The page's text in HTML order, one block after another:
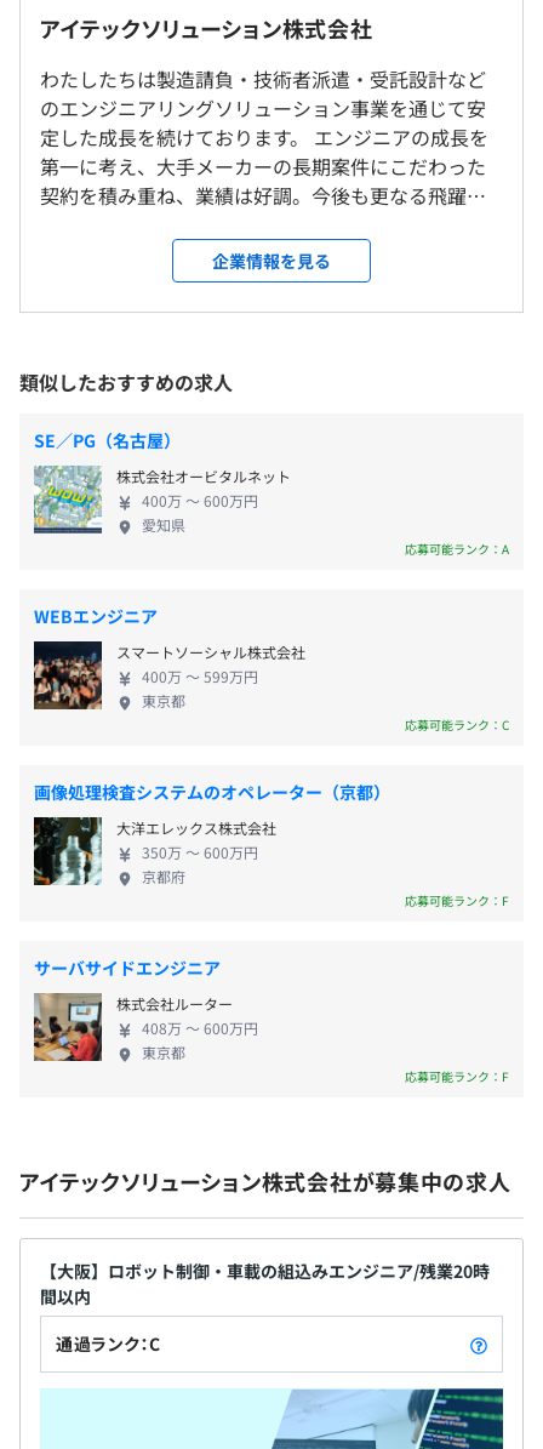
＜＜エンジニア育成研修＞＞
ベテラン現役エンジニアによる１対１の充実した研修
◆システム開発
40 hours 基礎プログラミング（C,C# 等）
40 hours Web基礎プログラミング
80 hours Web応用プログラミング
160 hours アプリケーション開発（開発研修）
80 hours RTOS基礎研修（開発研修）
相談の上、ご希望のマシンを支給いたします。
エンジニア出身のキャリアアドバイザーが月1でクライア
ント先に訪問し、仕事の悩みや今後のキャリアパスなどを
気軽に相談できる環境です。
内エンジニア50名で構成されています。
平均5名～10名で開発を行っております。
1プロジェクトの単位期間は年単位の案件が多いです。
大阪のクライアント先に常駐。
勤務地は相談ベースで決定致します。
就業場所の変更範囲
＜雇入時＞
入社して約2カ月間は受託設計室で研修を受講。
受託設計室：大阪市淀川区西中島6丁目2-3 チサン第7新大
研修後、大阪のクライアント先に配属
・従業員に対する受動喫煙対策：あり
業＋賞与
507万円／経験6年＜配偶者＞／月給33万＋残業＋賞与
（※想定年収は年収提示額を保証するものではありません）
時間外労働：有
ます。
休憩時間：12:00〜13:00（60分）
平均残業時間：平均20時間／月
＜年間休日126日＞
・完全週休 2 日制(土日)
・祝日
・有給休暇(入社半年後に 10 日間)
〈各種手当〉
■役職手当（0.7万円～）
■家族手当（配偶者１万円・子0.5万円/人）
■交通費（上限3.5万円)
■残業手当（100％支給）
昇給・昇格あり：年1回（5月）
各種社会保険完備（労災・雇用・健保・厚生年金）
アイテックソリューション株式会社
わたしたちは製造請負・技術者派遣・受託設計など
のエンジニアリングソリューション事業を通じて安
定した成長を続けております。 エンジニアの成長を
第一に考え、大手メーカーの長期案件にこだわった
契約を積み重ね、業績は好調。今後も更なる飛躍を
制度を導入しており、目標を持ってステップアップ
に取り組めます。 ヒューマン研修、技術交流会、テ
ーマ別勉強会など入社後も成長の機会を数多く提供
す。 失敗を恐れずにどんどんチャレンジしたいメン
バーをお待ちしています！
企業情報を見る
類似したおすすめの求人
SE／PG（名古屋）
株式会社オービタルネット
400万 〜 600万円
愛知県
応募可能ランク：A
WEBエンジニア
スマートソーシャル株式会社
400万 〜 599万円
東京都
応募可能ランク：C
画像処理検査システムのオペレーター（京都）
大洋エレックス株式会社
350万 〜 600万円
京都府
応募可能ランク：F
サーバサイドエンジニア
株式会社ルーター
408万 〜 600万円
東京都
応募可能ランク：F
アイテックソリューション株式会社が募集中の求人
【大阪】ロボット制御・車載の組込みエンジニア/残業20時
間以内
通過ランク：C